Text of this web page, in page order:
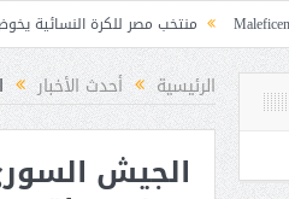
مصر للكرة النسائية يخوض الليلة مباراة
الرئيسية أحدث الأخبار
الجيش